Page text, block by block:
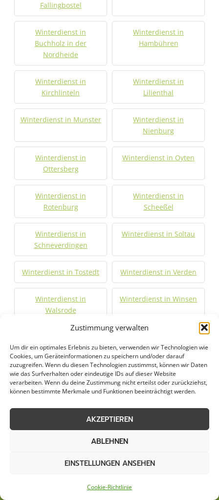
Zustimmung verwalten
Um dir ein optimales Erlebnis zu bieten, verwenden wir Technologien wie
Cookies, um Geräteinformationen zu speichern und/oder darauf
zuzugreifen. Wenn du diesen Technologien zustimmst, können wir Daten
wie das Surfverhalten oder eindeutige IDs auf dieser Website
verarbeiten. Wenn du deine Zustimmung nicht erteilst oder zurückziehst,
können bestimmte Merkmale und Funktionen beeinträchtigt werden.
AKZEPTIEREN
ABLEHNEN
EINSTELLUNGEN ANSEHEN
Cookie-Richtlinie
Fallingbostel
Winterdienst in
Buchholz in der
Nordheide
Winterdienst in
Hambühren
Winterdienst in
Kirchlinteln
Winterdienst in
Lilienthal
Winterdienst in Munster
Winterdienst in
Nienburg
Winterdienst in
Ottersberg
Winterdienst in Oyten
Winterdienst in
Rotenburg
Winterdienst in
Scheeßel
Winterdienst in
Schneverdingen
Winterdienst in Soltau
Winterdienst in Tostedt Winterdienst in Verden
Winterdienst in
Walsrode
Winterdienst in Winsen
Jetzt Anfrage stellen